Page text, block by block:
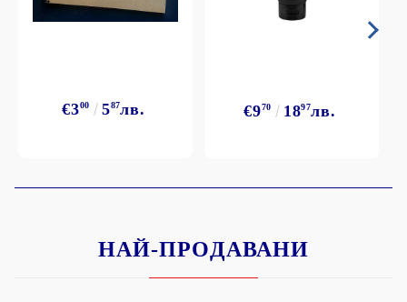
€300 587лв. €970 1897лв.
НАЙ-ПРОДАВАНИ